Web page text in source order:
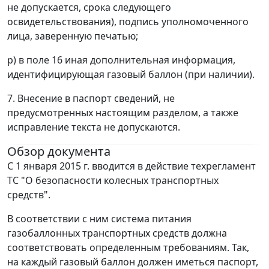
не допускается, срока следующего
освидетельствования), подпись уполномоченного
лица, заверенную печатью;
р) в поле 16 иная дополнительная информация,
идентифицирующая газовый баллон (при наличии).
7. Внесение в паспорт сведений, не
предусмотренных настоящим разделом, а также
исправление текста не допускаются.
Обзор документа
С 1 января 2015 г. вводится в действие техрегламент
ТС "О безопасности колесных транспортных
средств".
В соответствии с ним система питания
газобаллонных транспортных средств должна
соответствовать определенным требованиям. Так,
на каждый газовый баллон должен иметься паспорт,